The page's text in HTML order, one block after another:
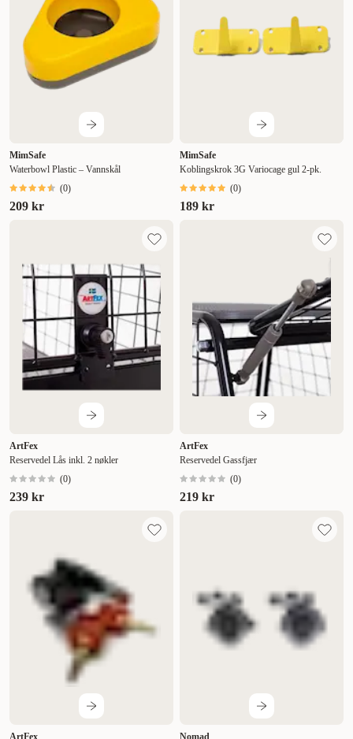
MimSafe
Waterbowl Plastic – Vannskål
(0)
209 kr
MimSafe
Koblingskrok 3G Variocage gul 2-pk.
(0)
189 kr
ArtFex
Reservedel Lås inkl. 2 nøkler
(0)
239 kr
ArtFex
Reservedel Gassfjær
(0)
219 kr